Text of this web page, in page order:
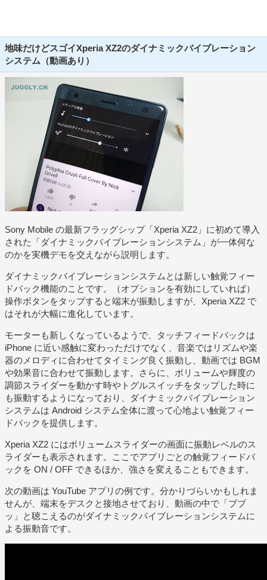
地味だけどスゴイXperia XZ2のダイナミックバイブレーション
システム（動画あり）
Sony Mobile の最新フラッグシップ「Xperia XZ2」に初めて導入
された「ダイナミックバイブレーションシステム」が一体何な
のかを実機デモを交えながら説明します。
ダイナミックバイブレーションシステムとは新しい触覚フィー
ドバック機能のことです。（オプションを有効にしていれば）
操作ボタンをタップすると端末が振動しますが、Xperia XZ2 で
はそれが大幅に進化しています。
モーターも新しくなっているようで、タッチフィードバックは
iPhone に近い感触に変わっただけでなく、音楽ではリズムや楽
器のメロディに合わせてタイミング良く振動し、動画では BGM
や効果音に合わせて振動します。さらに、ボリュームや輝度の
調節スライダーを動かす時やトグルスイッチをタップした時に
も振動するようになっており、ダイナミックバイブレーション
システムは Android システム全体に渡って心地よい触覚フィー
ドバックを提供します。
Xperia XZ2 にはボリュームスライダーの画面に振動レベルのス
ライダーも表示されます。ここでアプリごとの触覚フィードバ
ックを ON / OFF できるほか、強さを変えることもできます。
次の動画は YouTube アプリの例です。分かりづらいかもしれま
せんが、端末をデスクと接地させており、動画の中で「ブブ
ッ」と聴こえるのがダイナミックバイブレーションシステムに
よる振動音です。